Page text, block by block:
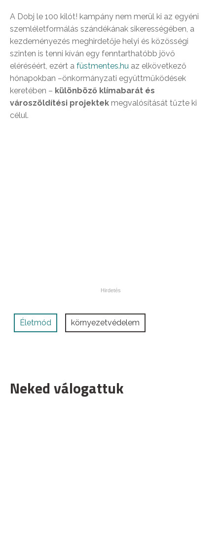
A Dobj le 100 kilót! kampány nem merül ki az egyéni
szemléletformálás szándékának sikerességében, a
kezdeményezés meghirdetője helyi és közösségi
szinten is tenni kíván egy fenntarthatóbb jövő
eléréséért, ezért a füstmentes.hu az elkövetkező
hónapokban –önkormányzati együttműködések
keretében – különböző klímabarát és
városzöldítési projektek megvalósítását tűzte ki
célul.
Életmód környezetvédelem
Neked válogattuk